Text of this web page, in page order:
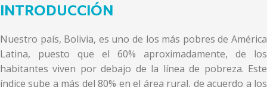
INTRODUCCIÓN
Nuestro país, Bolivia, es uno de los más pobres de América
Latina, puesto que el 60% aproximadamente, de los
habitantes viven por debajo de la línea de pobreza. Este
índice sube a más del 80% en el área rural, de acuerdo a los